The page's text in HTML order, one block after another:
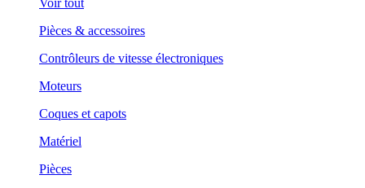
Voir tout
Pièces & accessoires
Contrôleurs de vitesse électroniques
Moteurs
Coques et capots
Matériel
Pièces